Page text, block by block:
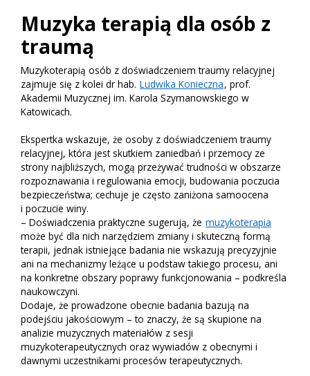
Muzyka terapią dla osób z
traumą
Muzykoterapią osób z doświadczeniem traumy relacyjnej
zajmuje się z kolei dr hab. Ludwika Konieczna, prof.
Akademii Muzycznej im. Karola Szymanowskiego w
Katowicach.
Ekspertka wskazuje, że osoby z doświadczeniem traumy
relacyjnej, która jest skutkiem zaniedbań i przemocy ze
strony najbliższych, mogą przeżywać trudności w obszarze
rozpoznawania i regulowania emocji, budowania poczucia
bezpieczeństwa; cechuje je często zaniżona samoocena
i poczucie winy.
– Doświadczenia praktyczne sugerują, że muzykoterapia
może być dla nich narzędziem zmiany i skuteczną formą
terapii, jednak istniejące badania nie wskazują precyzyjnie
ani na mechanizmy leżące u podstaw takiego procesu, ani
na konkretne obszary poprawy funkcjonowania – podkreśla
naukowczyni.
Dodaje, że prowadzone obecnie badania bazują na
podejściu jakościowym – to znaczy, że są skupione na
analizie muzycznych materiałów z sesji
muzykoterapeutycznych oraz wywiadów z obecnymi i
dawnymi uczestnikami procesów terapeutycznych.